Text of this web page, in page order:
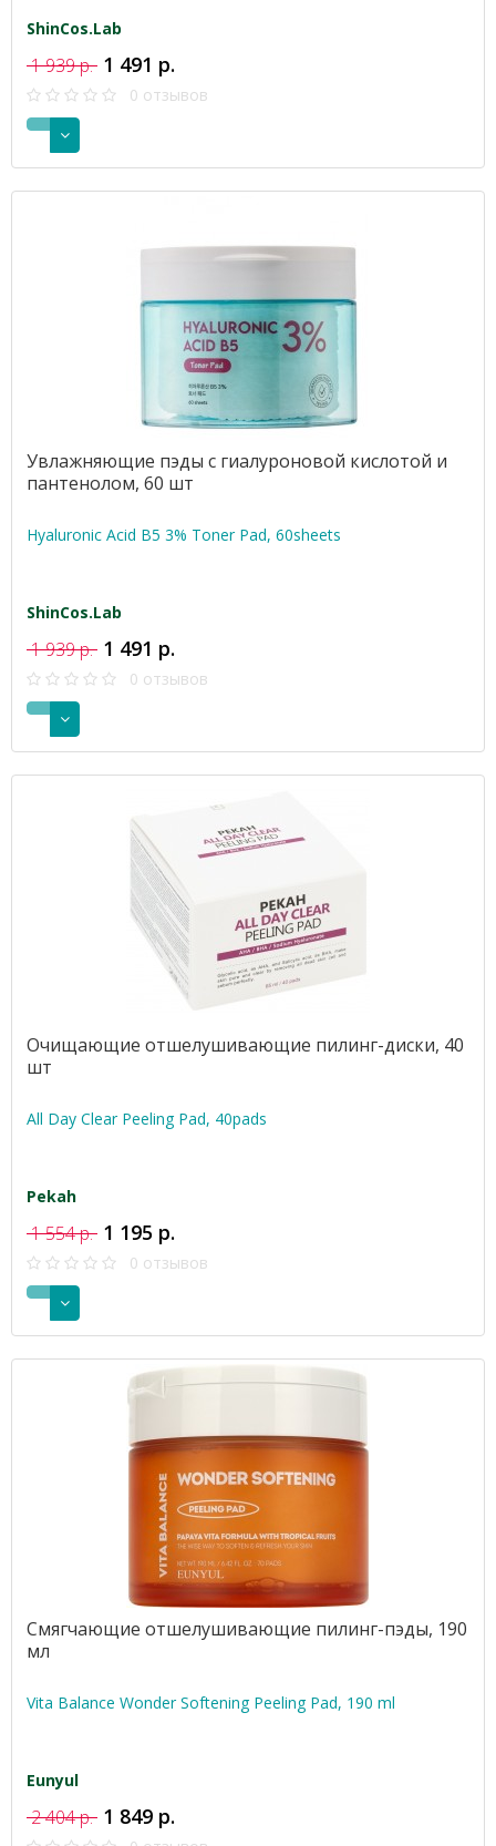
ShinCos.Lab
1 939 р. 1 491 р.
0 отзывов
Увлажняющие пэды с гиалуроновой кислотой и
пантенолом, 60 шт
Hyaluronic Acid B5 3% Toner Pad, 60sheets
ShinCos.Lab
1 939 р. 1 491 р.
0 отзывов
Очищающие отшелушивающие пилинг-диски, 40
шт
All Day Clear Peeling Pad, 40pads
Pekah
1 554 р. 1 195 р.
0 отзывов
Смягчающие отшелушивающие пилинг-пэды, 190
мл
Vita Balance Wonder Softening Peeling Pad, 190 ml
Eunyul
2 404 р. 1 849 р.